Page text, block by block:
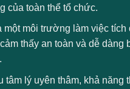
của toàn thể tổ chức.
một môi trường làm việc tích
thấy an toàn và dễ dàng
tâm lý uyên thâm, khả năng